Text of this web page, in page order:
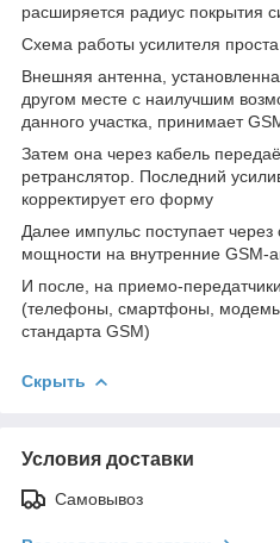
расширяется радиус покрытия
Схема работы усилителя проста
Внешняя антенна,
другом месте с наилучшим
данного участка, принимает
Затем она через кабель
ретранслятор. Последний
корректирует его форму
Далее импульс поступает
мощности на внутренние GSM-
И после, на приемо-
(телефоны, смартфоны,
стандарта GSM)
Скрыть
Условия доставки
Самовывоз